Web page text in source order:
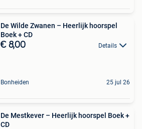
De Wilde Zwanen – Heerlijk hoorspel
Boek + CD
€ 8,00 Details
Bonheiden 25 jul 26
De Mestkever – Heerlijk hoorspel Boek +
CD